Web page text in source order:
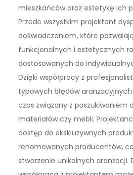
mieszkańców oraz estetykę ich
Przede wszystkim projektant
doświadczeniem, które
funkcjonalnych i estetycznych
dostosowanych do
Dzięki współpracy z
typowych błędów
czas związany z poszukiwaniem
materiałów czy mebli.
dostęp do ekskluzywnych
renomowanych producentów,
stworzenie unikalnych aranżacji.